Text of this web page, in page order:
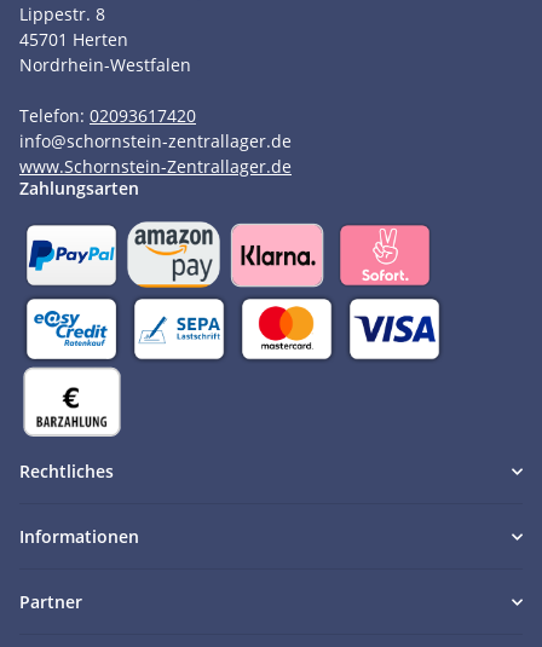
Lippestr. 8
45701 Herten
Nordrhein-Westfalen
Telefon: 02093617420
info@schornstein-zentrallager.de
www.Schornstein-Zentrallager.de
Zahlungsarten
Rechtliches
Informationen
Partner